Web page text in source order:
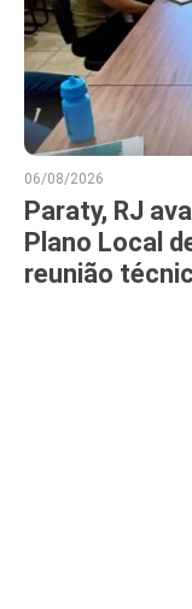
06/08/2026
Paraty, RJ
Plano Local
reunião